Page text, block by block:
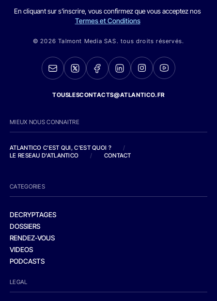
En cliquant sur s'inscrire, vous confirmez que vous acceptez nos
Termes et Conditions
© 2026 Talmont Media SAS. tous droits réservés.
TOUSLESCONTACTS@ATLANTICO.FR
MIEUX NOUS CONNAITRE
ATLANTICO C'EST QUI, C'EST QUOI ?
/
LE RESEAU D'ATLANTICO
/ CONTACT
CATEGORIES
DECRYPTAGES
DOSSIERS
RENDEZ-VOUS
VIDEOS
PODCASTS
LEGAL